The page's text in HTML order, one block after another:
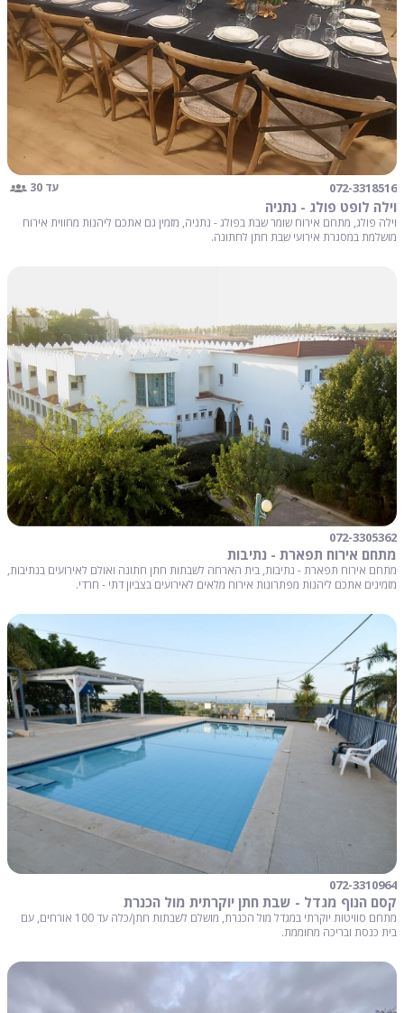
072-3318516 עד 30
וילה לופט פולג - נתניה
וילה פולג, מתחם אירוח שומר שבת בפולג - נתניה, מזמין גם אתכם ליהנות מחווית אירוח
מושלמת במסגרת אירועי שבת חתן לחתונה.
072-3305362
מתחם אירוח תפארת - נתיבות
מתחם אירוח תפארת - נתיבות, בית הארחה לשבתות חתן חתונה ואולם לאירועים בנתיבות,
מזמינים אתכם ליהנות מפתרונות אירוח מלאים לאירועים בצביון דתי - חרדי.
072-3310964
קסם הנוף מגדל - שבת חתן יוקרתית מול הכנרת
מתחם סוויטות יוקרתי במגדל מול הכנרת, מושלם לשבתות חתן/כלה עד 100 אורחים, עם
בית כנסת ובריכה מחוממת.